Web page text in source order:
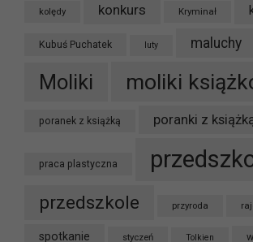
kolędy konkurs Kryminał
Kubuś Puchatek luty maluchy
Moliki moliki
poranek z książką poranki z
praca plastyczna
przedszkole przyroda
spotkanie styczeń Tolkien